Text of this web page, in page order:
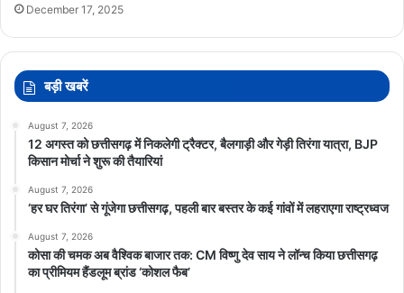
December 17, 2025
बड़ी खबरें
August 7, 2026
12 अगस्त को छत्तीसगढ़ में निकलेगी ट्रैक्टर, बैलगाड़ी और गेड़ी तिरंगा यात्रा, BJP
किसान मोर्चा ने शुरू की तैयारियां
August 7, 2026
‘हर घर तिरंगा’ से गूंजेगा छत्तीसगढ़, पहली बार बस्तर के कई गांवों में लहराएगा राष्ट्रध्वज
August 7, 2026
कोसा की चमक अब वैश्विक बाजार तक: CM विष्णु देव साय ने लॉन्च किया छत्तीसगढ़
का प्रीमियम हैंडलूम ब्रांड ‘कोशल फैब’